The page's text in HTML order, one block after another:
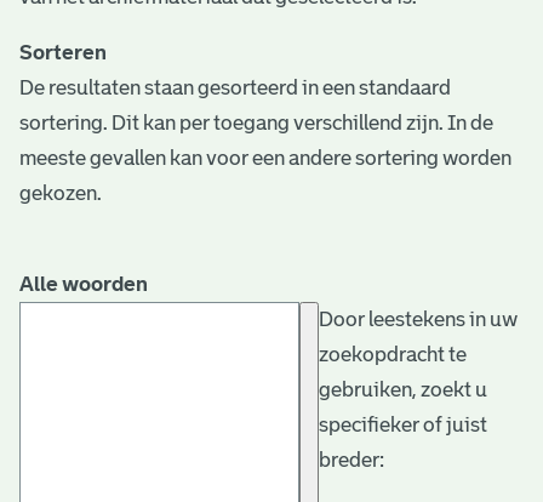
Sorteren
De resultaten staan gesorteerd in een standaard
sortering. Dit kan per toegang verschillend zijn. In de
meeste gevallen kan voor een andere sortering worden
gekozen.
Alle woorden
Door leestekens in uw
zoekopdracht te
gebruiken, zoekt u
specifieker of juist
breder: